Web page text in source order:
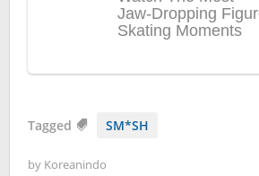
Tagged SM*SH
by Koreanindo